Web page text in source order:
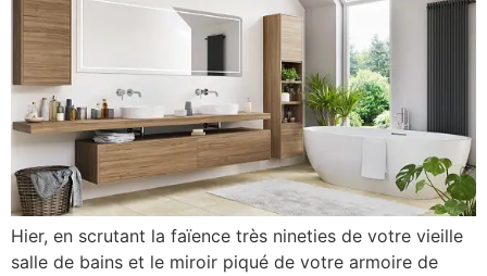
Hier, en scrutant la faïence très nineties de votre vieille
salle de bains et le miroir piqué de votre armoire de